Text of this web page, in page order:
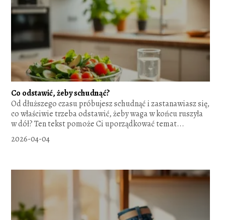
Co odstawić, żeby schudnąć?
Od dłuższego czasu próbujesz schudnąć i zastanawiasz się,
co właściwie trzeba odstawić, żeby waga w końcu ruszyła
w dół? Ten tekst pomoże Ci uporządkować temat...
2026-04-04